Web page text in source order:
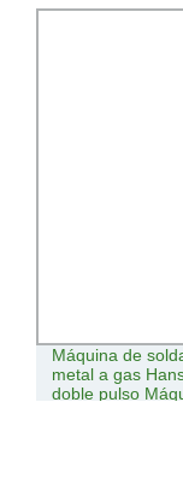
Máquina de
metal a gas
doble pulso